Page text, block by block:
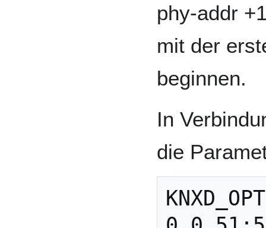
phy-addr
mit der
beginnen.
In
die